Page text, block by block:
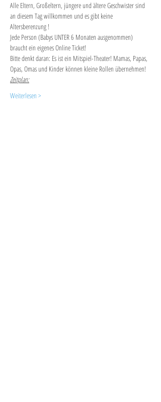
Alle Eltern, Großeltern, jüngere und ältere Geschwister sind
an diesem Tag willkommen und es gibt keine
Altersberenzung !
Jede Person (Babys UNTER 6 Monaten ausgenommen)
braucht ein eigenes Online Ticket!
Bitte denkt daran: Es ist ein Mitspiel-Theater! Mamas, Papas,
Opas, Omas und Kinder können kleine Rollen übernehmen!
Zeitplan:
Weiterlesen >